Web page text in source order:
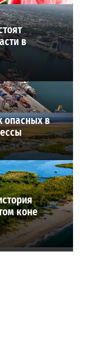
в
опасных в
коне